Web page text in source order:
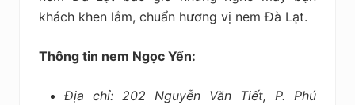
khách khen lắm, chuẩn hương vị nem Đà Lạt.
Thông tin nem Ngọc Yến:
Địa chỉ: 202 Nguyễn Văn Tiết, P. Phú